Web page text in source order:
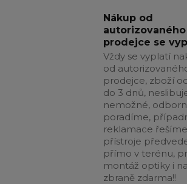
Nákup od
autorizovaného
prodejce se
Vždy se vyplatí
od
prodejce, zboží
do 3 dnů,
nemožné,
poradíme,
reklamace
přístroje
přímo v terénu,
montáž optiky i
zbraně zdarma!!